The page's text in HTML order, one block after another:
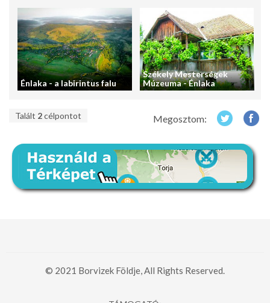
Énlaka - a labirintus falu
Székely Mesterségek
Múzeuma - Énlaka
Talált 2célpontot Megosztom:
© 2021 Borvizek Földje, All Rights Reserved.